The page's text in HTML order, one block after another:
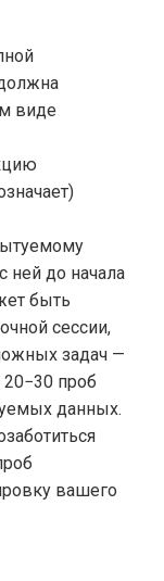
виде
ней до начала
быть
сессии,
задач —
проб
данных.
вашего